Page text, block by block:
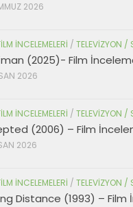
2026
İNCELEMELERI / TELEVIZYON /
(2025)- Film
2026
İNCELEMELERI / TELEVIZYON /
(2006) – Film
2026
İNCELEMELERI / TELEVIZYON /
Distance (1993) – Film